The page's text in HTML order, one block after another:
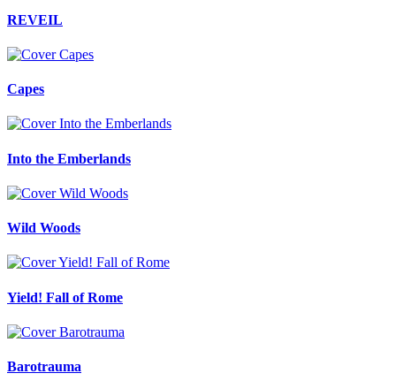
REVEIL
Capes
Into the Emberlands
Wild Woods
Yield! Fall of Rome
Barotrauma